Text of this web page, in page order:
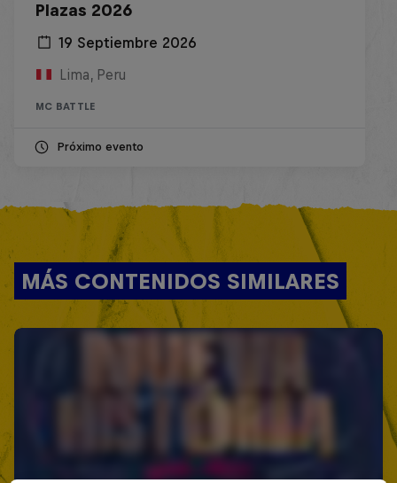
Plazas 2026
19 Septiembre 2026
Lima, Peru
MC BATTLE
Próximo evento
MÁS CONTENIDOS SIMILARES